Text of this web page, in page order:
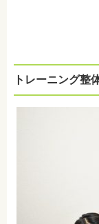
トレーニング整